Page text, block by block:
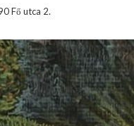
Fő utca 2.